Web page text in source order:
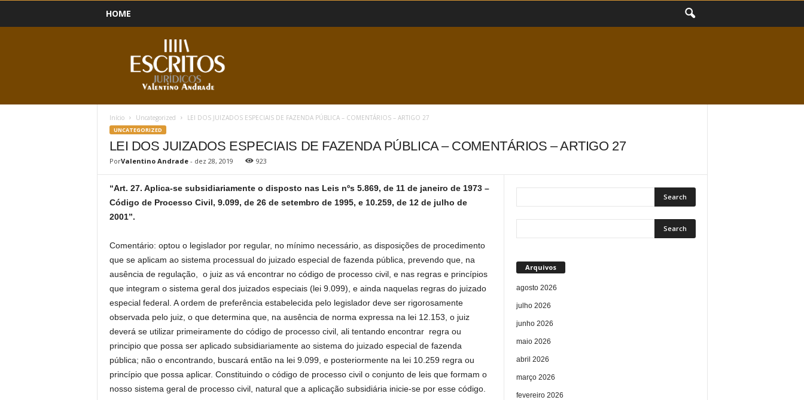
HOME
Início Uncategorized LEI DOS JUIZADOS ESPECIAIS DE FAZENDA PÚBLICA – COMENTÁRIOS – ARTIGO 27
UNCATEGORIZED
LEI DOS JUIZADOS ESPECIAIS DE FAZENDA PÚBLICA – COMENTÁRIOS – ARTIGO 27
PorValentino Andrade- dez 28, 2019 923
“Art. 27. Aplica-se subsidiariamente o disposto nas Leis nºs 5.869, de 11 de janeiro de 1973 –
Código de Processo Civil, 9.099, de 26 de setembro de 1995, e 10.259, de 12 de julho de
2001”.
Comentário: optou o legislador por regular, no mínimo necessário, as disposições de procedimento
que se aplicam ao sistema processual do juizado especial de fazenda pública, prevendo que, na
ausência de regulação, o juiz as vá encontrar no código de processo civil, e nas regras e princípios
que integram o sistema geral dos juizados especiais (lei 9.099), e ainda naquelas regras do juizado
especial federal. A ordem de preferência estabelecida pelo legislador deve ser rigorosamente
observada pelo juiz, o que determina que, na ausência de norma expressa na lei 12.153, o juiz
deverá se utilizar primeiramente do código de processo civil, ali tentando encontrar regra ou
principio que possa ser aplicado subsidiariamente ao sistema do juizado especial de fazenda
pública; não o encontrando, buscará então na lei 9.099, e posteriormente na lei 10.259 regra ou
princípio que possa aplicar. Constituindo o código de processo civil o conjunto de leis que formam o
nosso sistema geral de processo civil, natural que a aplicação subsidiária inicie-se por esse código.
Arquivos
agosto 2026
julho 2026
junho 2026
maio 2026
abril 2026
março 2026
fevereiro 2026